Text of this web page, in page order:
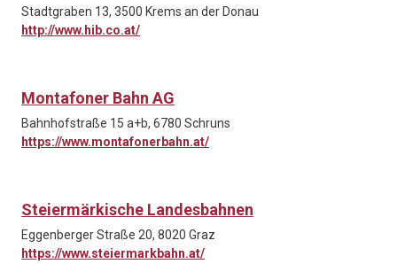
Stadtgraben 13, 3500 Krems an der Donau
http://www.hib.co.at/
Montafoner Bahn AG
Bahnhofstraße 15 a+b, 6780 Schruns
https://www.montafonerbahn.at/
Steiermärkische Landesbahnen
Eggenberger Straße 20, 8020 Graz
https://www.steiermarkbahn.at/